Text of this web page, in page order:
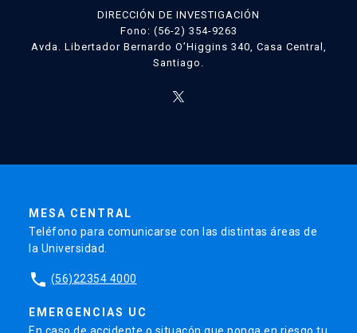
DIRECCIÓN DE INVESTIGACIÓN
Fono: (56-2) 354-9263
Avda. Libertador Bernardo O’Higgins 340, Casa Central,
Santiago.
MESA CENTRAL
Teléfono para comunicarse con las distintas áreas de
la Universidad.
phone (56)22354 4000
EMERGENCIAS UC